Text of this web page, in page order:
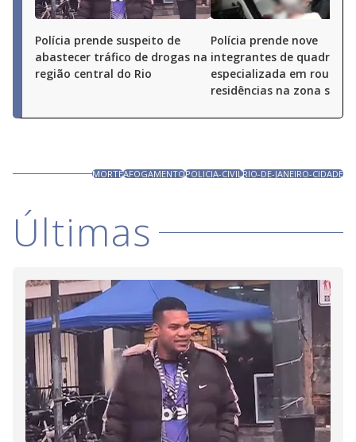
Polícia prende suspeito de
abastecer tráfico de drogas na
região central do Rio
Polícia prende nove
integrantes de quadrilha
especializada em roubos
residências na zona sul
MORTEAFOGAMENTOPOLICIA-CIVILRIO-DE-JANEIRO-CIDADE
Últimas